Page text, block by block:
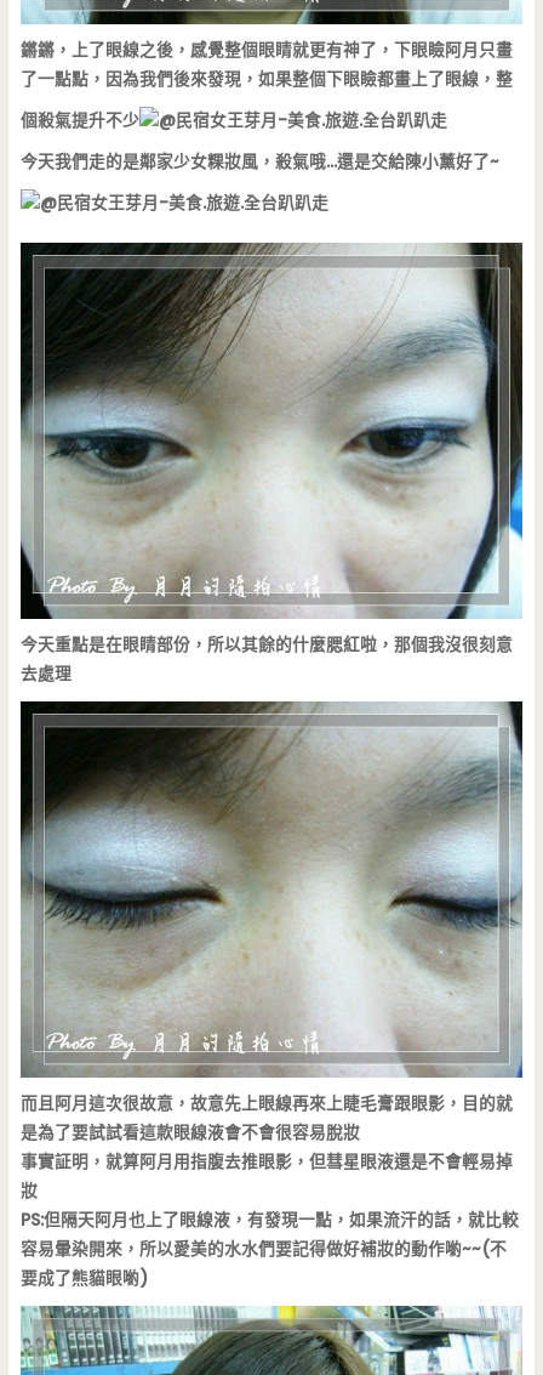
鏘鏘，上了眼線之後，感覺整個眼睛就更有神了，下眼瞼阿月只畫
了一點點，因為我們後來發現，如果整個下眼瞼都畫上了眼線，整
個殺氣提升不少
今天我們走的是鄰家少女粿妝風，殺氣哦…還是交給陳小薰好了~
今天重點是在眼睛部份，所以其餘的什麼腮紅啦，那個我沒很刻意
去處理
而且阿月這次很故意，故意先上眼線再來上睫毛膏跟眼影，目的就
是為了要試試看這款眼線液會不會很容易脫妝
事實証明，就算阿月用指腹去推眼影，但彗星眼液還是不會輕易掉
妝
PS:但隔天阿月也上了眼線液，有發現一點，如果流汗的話，就比較
容易暈染開來，所以愛美的水水們要記得做好補妝的動作喲~~(不
要成了熊貓眼喲)